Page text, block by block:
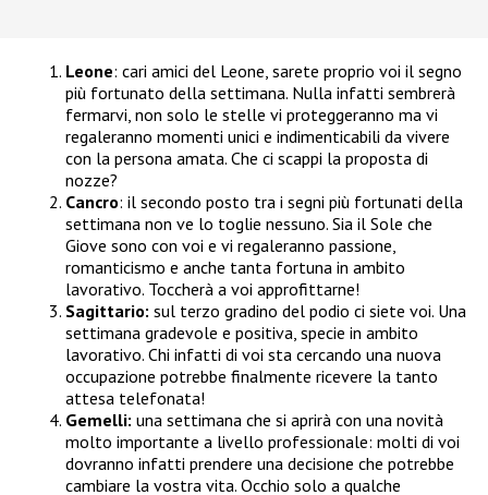
Leone: cari amici del Leone, sarete proprio voi il segno
più fortunato della settimana. Nulla infatti sembrerà
fermarvi, non solo le stelle vi proteggeranno ma vi
regaleranno momenti unici e indimenticabili da vivere
con la persona amata. Che ci scappi la proposta di
nozze?
Cancro: il secondo posto tra i segni più fortunati della
settimana non ve lo toglie nessuno. Sia il Sole che
Giove sono con voi e vi regaleranno passione,
romanticismo e anche tanta fortuna in ambito
lavorativo. Toccherà a voi approfittarne!
Sagittario: sul terzo gradino del podio ci siete voi. Una
settimana gradevole e positiva, specie in ambito
lavorativo. Chi infatti di voi sta cercando una nuova
occupazione potrebbe finalmente ricevere la tanto
attesa telefonata!
Gemelli: una settimana che si aprirà con una novità
molto importante a livello professionale: molti di voi
dovranno infatti prendere una decisione che potrebbe
cambiare la vostra vita. Occhio solo a qualche